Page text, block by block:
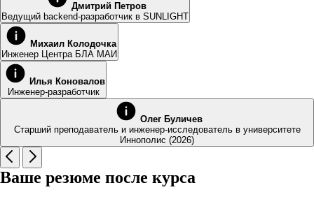
Дмитрий Петров
Ведущий backend-разработчик в SUNLIGHT
Михаил Колодочка
Инженер Центра БЛА МАИ
Илья Коновалов
Инженер-разработчик
Олег Буличев
Старший преподаватель и инженер-исследователь в университете
Иннополис (2026)
Ваше резюме после курса